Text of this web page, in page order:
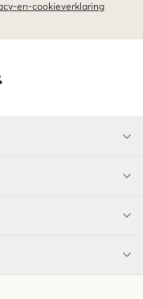
en-cookieverklaring